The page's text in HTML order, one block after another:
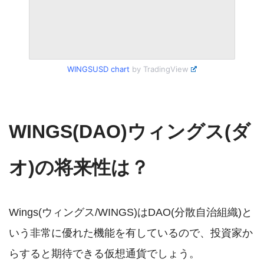
WINGSUSD chart by TradingView
WINGS(DAO)ウィングス(ダ
オ)の将来性は？
Wings(ウィングス/WINGS)はDAO(分散自治組織)と
いう非常に優れた機能を有しているので、投資家か
らすると期待できる仮想通貨でしょう。